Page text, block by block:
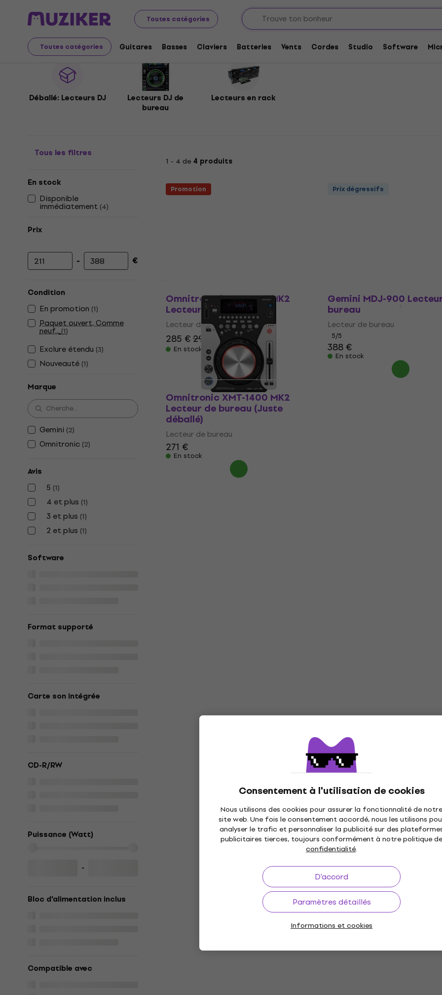
Toutes catégories
Toutes catégories Guitares Basses Claviers Batteries Vents Cordes Studio Software
Consentement à l'utilisation de cookies
Nous utilisons des cookies pour assurer la fonctionnalité de notre
site web. Une fois le consentement accordé, nous les utilisons
analyser le trafic et personnaliser la publicité sur des
publicitaires tierces, toujours conformément à notre politique de
confidentialité.
D'accord
Paramètres détaillés
Informations et cookies
Instruments de musique Lecteurs DJ
Lecteurs DJ
Déballé: Lecteurs DJ
Lecteurs DJ de
bureau
Lecteurs en rack
Tous les filtres
En stock
Disponible
immédiatement (4)
Prix
Prix minimum
- Prix maximum
€
Condition
En promotion (1)
Paquet ouvert, Comme
neuf...(1)
Exclure étendu (3)
Nouveauté (1)
Marque
Gemini (2)
Omnitronic (2)
Avis
5 (1)
4 et plus (1)
3 et plus (1)
2 et plus (1)
Software
Format supporté
Carte son intégrée
CD-R/RW
Puissance (Watt)
-
Bloc d'alimentation inclus
Compatible avec
1 - 4 de 4 produits
Promotion
Omnitronic XMT-1400 MK2
Lecteur de bureau
Lecteur de bureau
285 €299 €
- 5 %
En stock
Prix dégressifs
Gemini MDJ-900
bureau
Lecteur de bureau
5/5
388 €
En stock
Omnitronic XMT-1400 MK2
Lecteur de bureau (Juste
déballé)
Lecteur de bureau
271 €
En stock